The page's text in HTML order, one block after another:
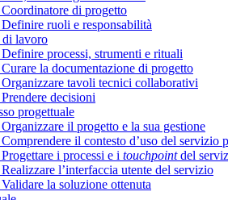
di progetto
ruoli e responsabilità
lavoro
processi, strumenti e rituali
la documentazione di progetto
tavoli tecnici collaborativi
decisioni
progettuale
il progetto e la sua gestione
il contesto d’uso del servizio
i processi e i touchpointdel
l’interfaccia utente del servizio
la soluzione ottenuta